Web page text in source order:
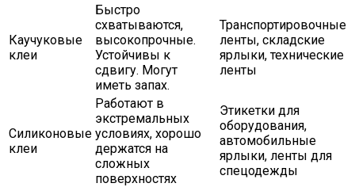
Каучуковые
клеи
Быстро
схватываются,
высокопрочные.
Устойчивы к
сдвигу. Могут
иметь запах.
Транспортировочные
ленты, складские
ярлыки, технические
ленты
Силиконовые
клеи
Работают в
экстремальных
условиях, хорошо
держатся на
сложных
поверхностях
Этикетки для
оборудования,
автомобильные
ярлыки, ленты для
спецодежды